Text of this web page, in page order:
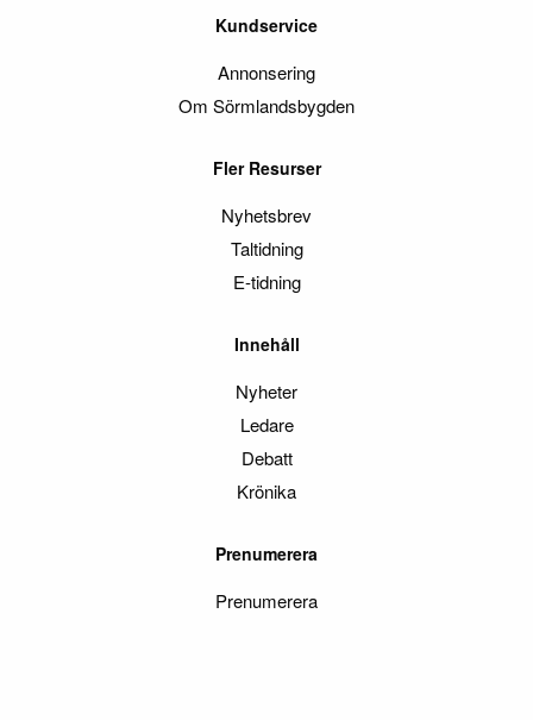
Kundservice
Annonsering
Om Sörmlandsbygden
Fler Resurser
Nyhetsbrev
Taltidning
E-tidning
Innehåll
Nyheter
Ledare
Debatt
Krönika
Prenumerera
Prenumerera